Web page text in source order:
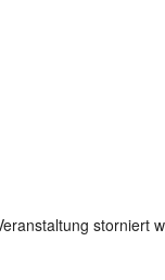
storniert